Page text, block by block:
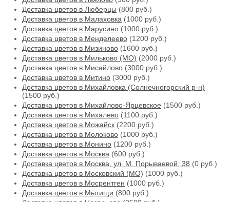
Доставка цветов в Люберцы (800 руб.)
Доставка цветов в Малаховка (1000 руб.)
Доставка цветов в Марусино (1000 руб.)
Доставка цветов в Менделеево (1200 руб.)
Доставка цветов в Мизиново (1600 руб.)
Доставка цветов в Мильково (МО) (2000 руб.)
Доставка цветов в Мисайлово (3000 руб.)
Доставка цветов в Митино (3000 руб.)
Доставка цветов в Михайловка (Солнечногорский р-н)
(1500 руб.)
Доставка цветов в Михайлово-Ярцевское (1500 руб.)
Доставка цветов в Михалево (1100 руб.)
Доставка цветов в Можайск (2200 руб.)
Доставка цветов в Молоково (1000 руб.)
Доставка цветов в Монино (1200 руб.)
Доставка цветов в Москва (600 руб.)
Доставка цветов в Москва, ул. М. Порываевой, 38 (0 руб.)
Доставка цветов в Московский (МО) (1000 руб.)
Доставка цветов в Мосрентген (1000 руб.)
Доставка цветов в Мытищи (800 руб.)